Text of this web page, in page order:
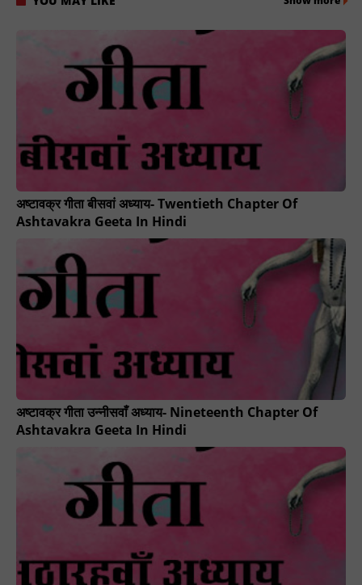
अष्टावक्र गीता बीसवां अध्याय- Twentieth Chapter Of
Ashtavakra Geeta In Hindi
अष्टावक्र गीता उन्नीसवाँ अध्याय- Nineteenth Chapter Of
Ashtavakra Geeta In Hindi